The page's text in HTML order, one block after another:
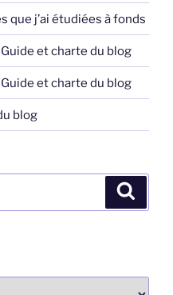
que j’ai étudiées à fonds
Guide et charte du blog
Guide et charte du blog
blog